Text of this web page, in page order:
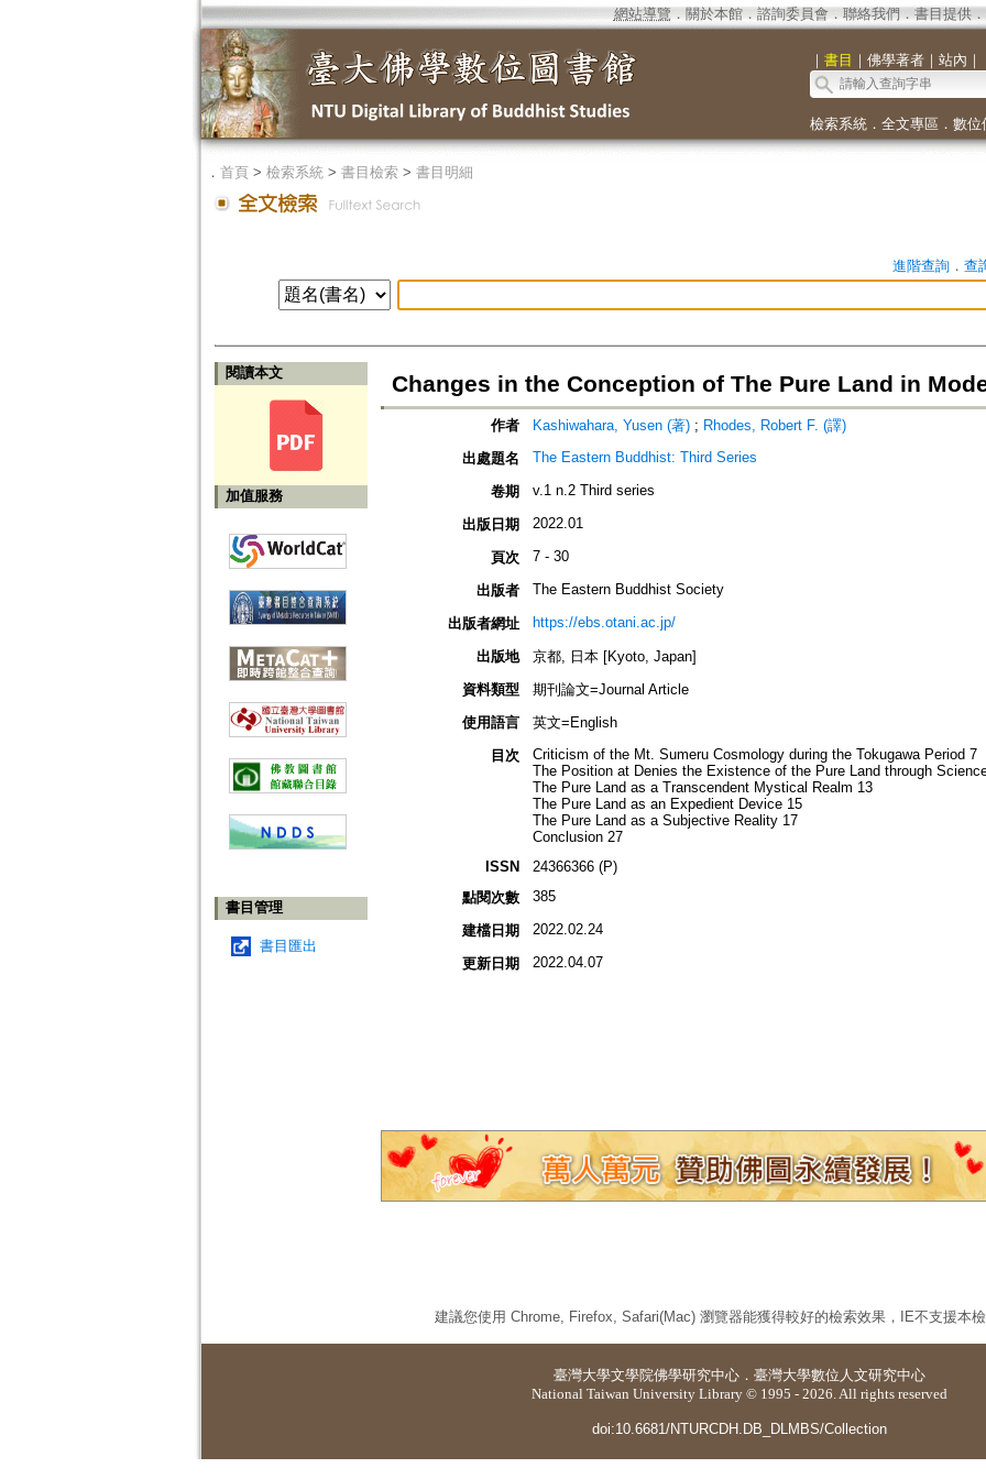
網站導覽 ． 關於本館． 諮詢委員會． 聯絡我們 ． 書目提供．
｜ 書目 ｜ 佛學著者｜ 站內 ｜
檢索系統． 全文專區 ． 數位
． 首頁> 檢索系統> 書目檢索> 書目明細
進階查詢． 查
閱讀本文
加值服務
書目管理
書目匯出
Changes in the Conception of The Pure Land in
作者 Kashiwahara, Yusen (著); Rhodes, Robert F. (譯)
出處題名
The Eastern Buddhist: Third Series
卷期 v.1 n.2 Third series
出版日期 2022.01
頁次 7 - 30
出版者 The Eastern Buddhist Society
出版者網址 https://ebs.otani.ac.jp/
出版地
京都, 日本 [Kyoto, Japan]
資料類型
期刊論文=Journal Article
使用語言
英文=English
目次
Criticism of the Mt. Sumeru Cosmology during the Tokugawa Period 7
The Position at Denies the Existence of the Pure Land through
The Pure Land as a Transcendent Mystical Realm 13
The Pure Land as an Expedient Device 15
The Pure Land as a Subjective Reality 17
Conclusion 27
ISSN
24366366 (P)
點閱次數
385
建檔日期 2022.02.24
更新日期 2022.04.07
建議您使用 Chrome, Firefox, Safari(Mac) 瀏覽器能獲得較好的檢索效果，IE不支援本
臺灣大學文學院佛學研究中心 ． 臺灣大學數位人文研究中心
National Taiwan University Library © 1995 - 2026. All rights reserved
doi:10.6681/NTURCDH.DB_DLMBS/Collection